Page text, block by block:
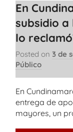
En
subsidio
lo
Posted on 3 de
Público
En
entrega de
mayores, un